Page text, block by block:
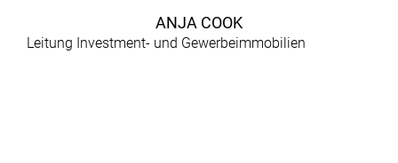
ANJA COOK
Leitung Investment- und Gewerbeimmobilien